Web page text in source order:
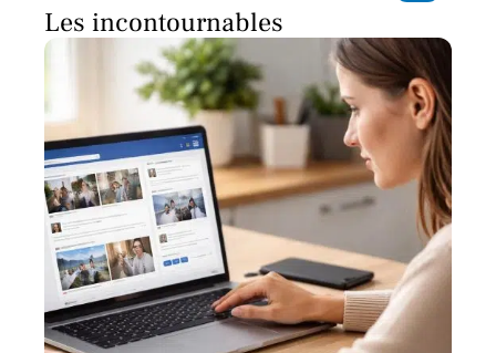
Les incontournables